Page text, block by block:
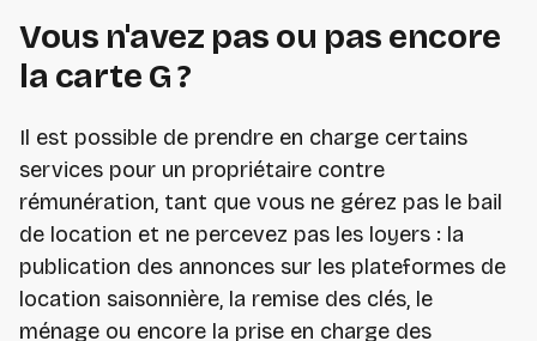
Vous n'avez pas ou pas encore
la carte G ?
Il est possible de prendre en charge certains
services pour un propriétaire contre
rémunération, tant que vous ne gérez pas le bail
de location et ne percevez pas les loyers : la
publication des annonces sur les plateformes de
location saisonnière, la remise des clés, le
ménage ou encore la prise en charge des